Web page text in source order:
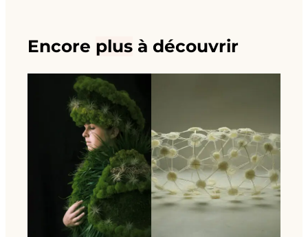
Encore plus à découvrir